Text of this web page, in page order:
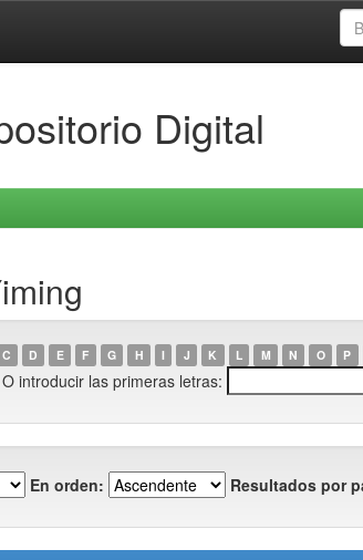
Digital
C D E F G H I J K L M N O P
O introducir las primeras letras:
En orden: Resultados por